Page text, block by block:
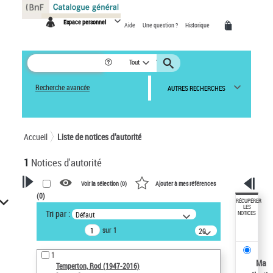
Espace personnel Aide Une question ? Historique
Tout
Recherche avancée AUTRES RECHERCHES
Accueil Liste de notices d’autorité
1 Notices d'autorité
VOTRE RECHERCHE
Recherche avancée dans les
notices d’autorité
Œuvres liées à l'auteur :
Temperton, Rod (1947-2016)
Voir la sélection (0) Ajouter à mes références
(0)
Tri par : Défaut
sur 1
20
résultats/page
1
Temperton, Rod (1947-2016)
RÉCUPÉRER
LES
NOTICES
Ma
Panneau de gestion des cookies